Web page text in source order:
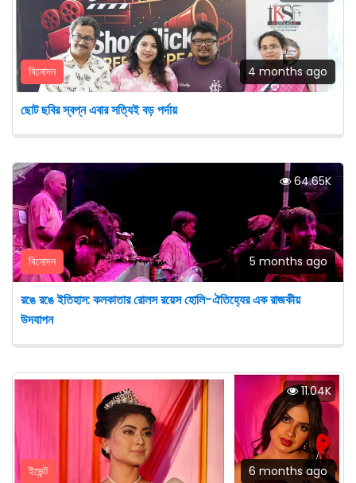
বিনোদন 4 months ago
ছোট ছবির স্বপ্ন এবার সত্যিই বড় পর্দায়
64.65K
বিনোদন 5 months ago
রঙে রঙে ইতিহাস: কলকাতার রোলস রয়েস হোলি-ঐতিহ্যের এক রাজকীয়
উদযাপন
11.04K
ইভেন্ট 6 months ago